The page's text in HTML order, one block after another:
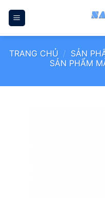
qua
TRANG CHỦ / SẢN
SẢN PHẨM